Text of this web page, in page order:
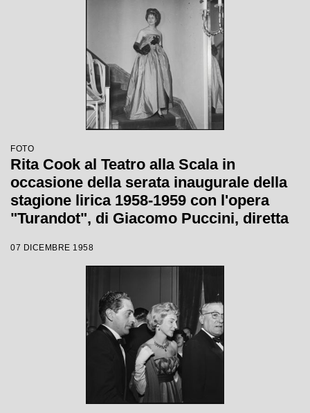
FOTO
Rita Cook al Teatro alla Scala in
occasione della serata inaugurale della
stagione lirica 1958-1959 con l'opera
"Turandot", di Giacomo Puccini, diretta
Margherita Wallmann
07 DICEMBRE 1958